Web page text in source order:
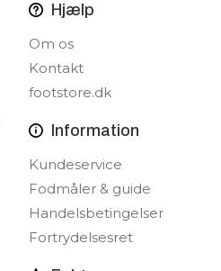
Hjælp
Om os
Kontakt
footstore.dk
Information
Kundeservice
Fodmåler & guide
Handelsbetingelser
Fortrydelsesret